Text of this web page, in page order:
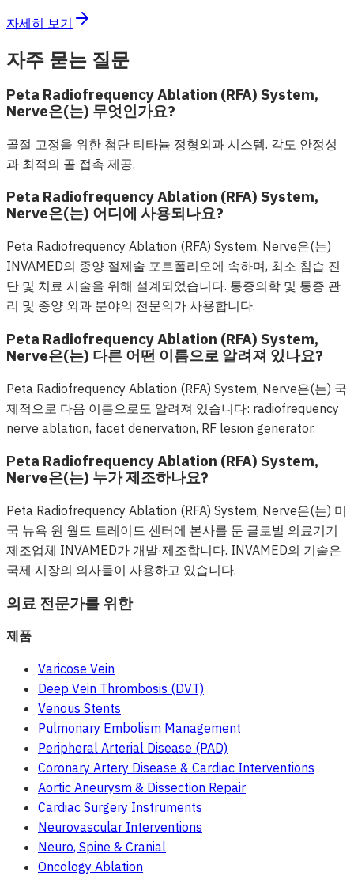
자세히 보기
자주 묻는 질문
Peta Radiofrequency Ablation (RFA) System,
Nerve은(는) 무엇인가요?
골절 고정을 위한 첨단 티타늄 정형외과 시스템. 각도 안정성
과 최적의 골 접촉 제공.
Peta Radiofrequency Ablation (RFA) System,
Nerve은(는) 어디에 사용되나요?
Peta Radiofrequency Ablation (RFA) System, Nerve은(는)
INVAMED의 종양 절제술 포트폴리오에 속하며, 최소 침습 진
단 및 치료 시술을 위해 설계되었습니다. 통증의학 및 통증 관
리 및 종양 외과 분야의 전문의가 사용합니다.
Peta Radiofrequency Ablation (RFA) System,
Nerve은(는) 다른 어떤 이름으로 알려져 있나요?
Peta Radiofrequency Ablation (RFA) System, Nerve은(는) 국
제적으로 다음 이름으로도 알려져 있습니다: radiofrequency
nerve ablation, facet denervation, RF lesion generator.
Peta Radiofrequency Ablation (RFA) System,
Nerve은(는) 누가 제조하나요?
Peta Radiofrequency Ablation (RFA) System, Nerve은(는) 미
국 뉴욕 원 월드 트레이드 센터에 본사를 둔 글로벌 의료기기
제조업체 INVAMED가 개발·제조합니다. INVAMED의 기술은
국제 시장의 의사들이 사용하고 있습니다.
의료 전문가를 위한
제품
Varicose Vein
Deep Vein Thrombosis (DVT)
Venous Stents
Pulmonary Embolism Management
Peripheral Arterial Disease (PAD)
Coronary Artery Disease & Cardiac Interventions
Aortic Aneurysm & Dissection Repair
Cardiac Surgery Instruments
Neurovascular Interventions
Neuro, Spine & Cranial
Oncology Ablation